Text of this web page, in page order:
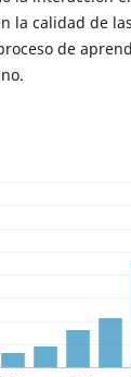
la calidad de
de